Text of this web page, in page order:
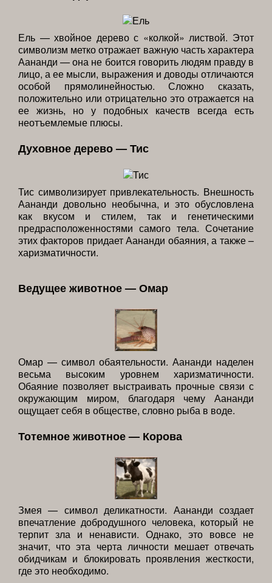
Ель — хвойное дерево с «колкой» листвой. Этот
символизм метко отражает важную часть характера
Аананди — она не боится говорить людям правду в
лицо, а ее мысли, выражения и доводы отличаются
особой прямолинейностью. Сложно сказать,
положительно или отрицательно это отражается на
ее жизнь, но у подобных качеств всегда есть
неотъемлемые плюсы.
Духовное дерево — Тис
Тис символизирует привлекательность. Внешность
Аананди довольно необычна, и это обусловлена
как вкусом и стилем, так и генетическими
предрасположенностями самого тела. Сочетание
этих факторов придает Аананди обаяния, а также –
харизматичности.
Ведущее животное — Омар
Омар — символ обаятельности. Аананди наделен
весьма высоким уровнем харизматичности.
Обаяние позволяет выстраивать прочные связи с
окружающим миром, благодаря чему Аананди
ощущает себя в обществе, словно рыба в воде.
Тотемное животное — Корова
Змея — символ деликатности. Аананди создает
впечатление добродушного человека, который не
терпит зла и ненависти. Однако, это вовсе не
значит, что эта черта личности мешает отвечать
обидчикам и блокировать проявления жесткости,
где это необходимо.